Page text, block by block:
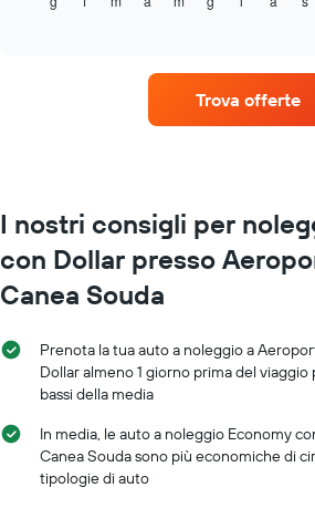
grafico
ha
asse
indicare
mesi
dell'anno
grafico
ha
Trova offerte
I nostri consigli per
con Dollar presso
Canea Souda
Prenota la tua auto a noleggio a
Dollar almeno 1 giorno prima del viaggio
bassi della media
In media, le auto a noleggio Economy
Canea Souda sono più economiche di
tipologie di auto